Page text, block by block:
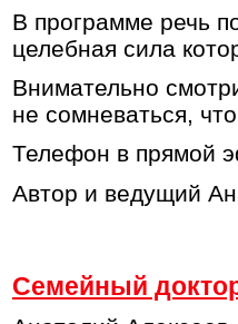
В программе речь
целебная сила
Внимательно
не сомневаться,
Телефон в прямой
Автор и ведущий
Семейный